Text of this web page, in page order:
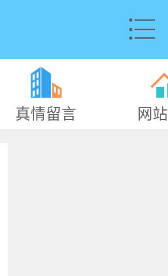
真情留言 网